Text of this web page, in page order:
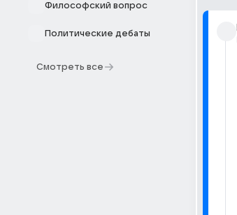
Философский вопрос
Политические дебаты
Смотреть все